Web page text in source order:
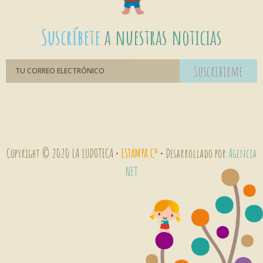
Suscríbetea nuestras noticias
Suscribirme
Copyright © 2020 LA LUDOTECA • ESTAMPA Cº • Desarrollado porAgencia
NET